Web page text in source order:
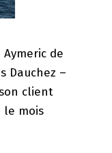
Aymeric de
Dauchez –
client
le mois